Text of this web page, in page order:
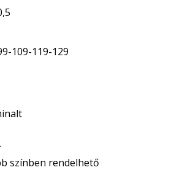
109-119-129
színben rendelhető